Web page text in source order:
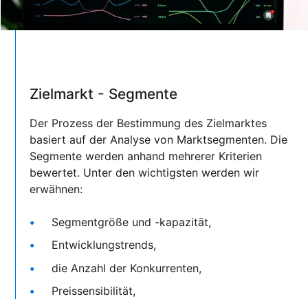
Zielmarkt - Segmente
Der Prozess der Bestimmung des Zielmarktes
basiert auf der Analyse von Marktsegmenten. Die
Segmente werden anhand mehrerer Kriterien
bewertet. Unter den wichtigsten werden wir
erwähnen:
Segmentgröße und -kapazität,
Entwicklungstrends,
die Anzahl der Konkurrenten,
Preissensibilität,